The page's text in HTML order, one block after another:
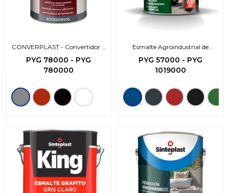
CONVERPLAST - Convertidor 2
en 1
PYG 78000 - PYG
780000
Esmalte Agroindustrial de
secado rapido
PYG 57000 - PYG
1019000